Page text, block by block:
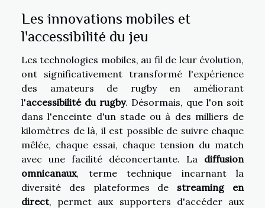
Les innovations mobiles et
l'accessibilité du jeu
Les technologies mobiles, au fil de leur évolution,
ont significativement transformé l'expérience
des amateurs de rugby en améliorant
l'accessibilité du rugby. Désormais, que l'on soit
dans l'enceinte d'un stade ou à des milliers de
kilomètres de là, il est possible de suivre chaque
mêlée, chaque essai, chaque tension du match
avec une facilité déconcertante. La diffusion
omnicanaux, terme technique incarnant la
diversité des plateformes de streaming en
direct, permet aux supporters d'accéder aux